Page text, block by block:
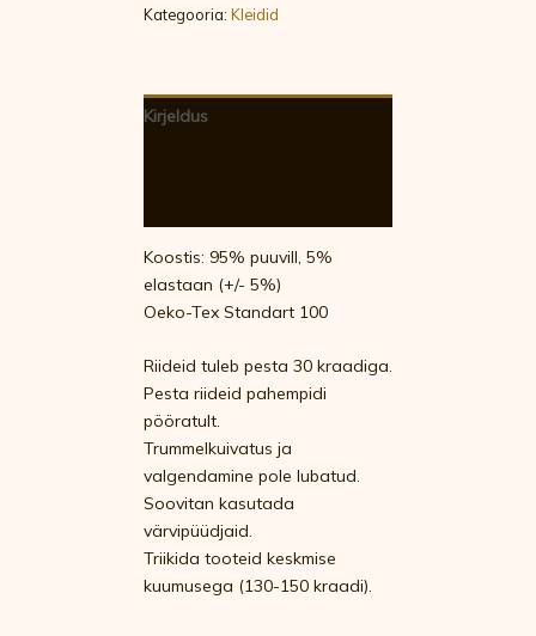
Kategooria: Kleidid
Kirjeldus
Koostis: 95% puuvill, 5%
elastaan (+/- 5%)
Oeko-Tex Standart 100
Riideid tuleb pesta 30 kraadiga.
Pesta riideid pahempidi
pööratult.
Trummelkuivatus ja
valgendamine pole lubatud.
Soovitan kasutada
värvipüüdjaid.
Triikida tooteid keskmise
kuumusega (130-150 kraadi).